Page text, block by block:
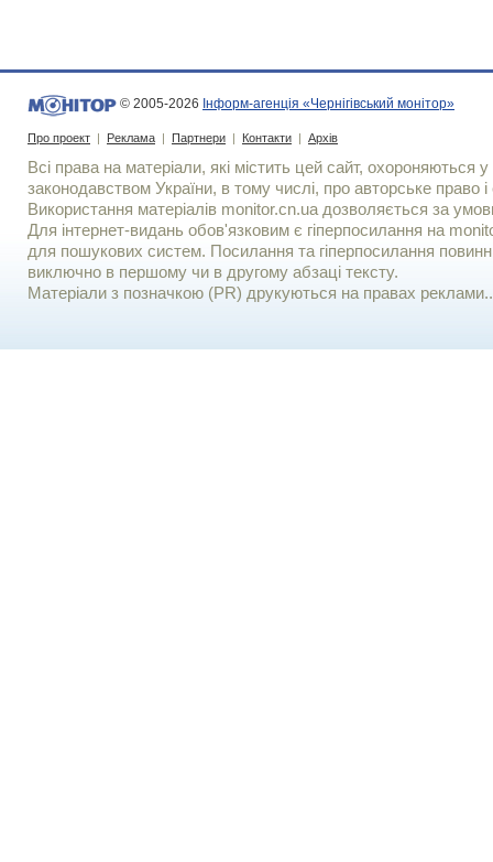
© 2005-2026 Інформ-агенція «Чернігівський монітор»
Про проект | Реклама | Партнери | Контакти | Архів
Всі права на матеріали, які містить цей сайт, охороняються у
законодавством України, в тому числі, про авторське право і
Використання матерiалiв monitor.cn.ua дозволяється за
Для iнтернет-видань обов'язковим є гiперпосилання на
для пошукових систем. Посилання та гіперпосилання
виключно в першому чи в другому абзаці тексту.
Матеріали з позначкою (PR) друкуються на правах реклами..